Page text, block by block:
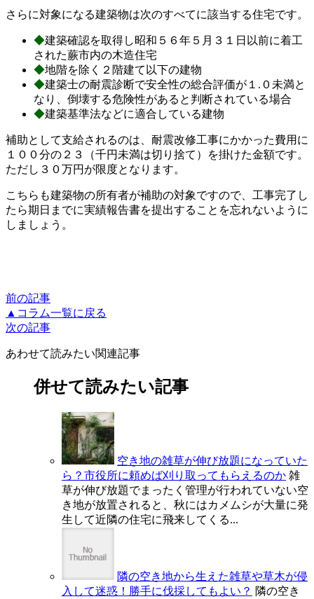
さらに対象になる建築物は次のすべてに該当する住宅です。
◆建築確認を取得し昭和５６年５月３１日以前に着工
された蕨市内の木造住宅
◆地階を除く２階建て以下の建物
◆建築士の耐震診断で安全性の総合評価が１.０未満と
なり、倒壊する危険性があると判断されている場合
◆建築基準法などに適合している建物
補助として支給されるのは、耐震改修工事にかかった費用に
１００分の２３（千円未満は切り捨て）を掛けた金額です。
ただし３０万円が限度となります。
こちらも建築物の所有者が補助の対象ですので、工事完了し
たら期日までに実績報告書を提出することを忘れないように
しましょう。
前の記事
▲コラム一覧に戻る
次の記事
あわせて読みたい関連記事
併せて読みたい記事
空き地の雑草が伸び放題になっていた
ら？市役所に頼めば刈り取ってもらえるのか 雑
草が伸び放題でまったく管理が行われていない空
き地が放置されると、秋にはカメムシが大量に発
生して近隣の住宅に飛来してくる...
隣の空き地から生えた雑草や草木が侵
入して迷惑！勝手に伐採してもよい？ 隣の空き